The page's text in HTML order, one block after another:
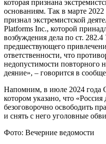
которая признана
основаниям. Так в марте
признал экстремистской
Platforms Inc., которой
возбуждения дела по ст.
предшествующего
ответственности, что
недопустимости повторного
деяние», – говорится в
Напомним, в июле 2024
котором указано, что
безоговорочно освободить
и снять с него уголовные
Фото: Вечерние ведомости